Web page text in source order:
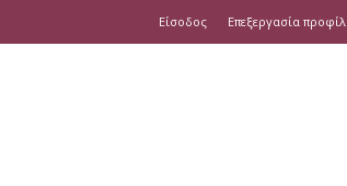
Είσοδος Επεξεργασία προφίλ